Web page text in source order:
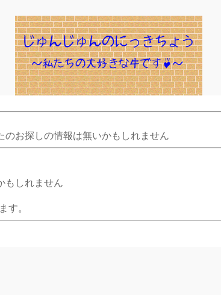
のお探しの情報は無いかもしれません
もしれません
す。